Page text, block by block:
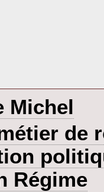
Michel‎
de
Régime‎